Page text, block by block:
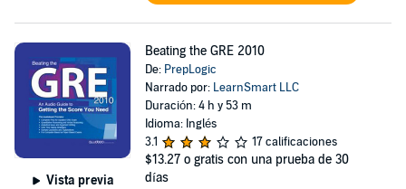
Vista previa
Beating the GRE 2010
De: PrepLogic
Narrado por: LearnSmart LLC
Duración: 4 h y 53 m
Idioma: Inglés
3.1
17 calificaciones
$13.27 o gratis con una prueba de 30
días